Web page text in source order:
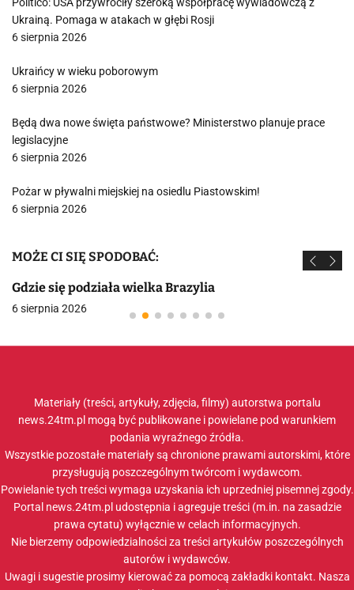
Ukrainą. Pomaga w atakach w głębi Rosji
6 sierpnia 2026
Ukraińcy w wieku poborowym
6 sierpnia 2026
Będą dwa nowe święta państwowe? Ministerstwo planuje prace
legislacyjne
6 sierpnia 2026
Pożar w pływalni miejskiej na osiedlu Piastowskim!
6 sierpnia 2026
MOŻE CI SIĘ SPODOBAĆ:
Gdzie się podziała wielka Brazylia
6 sierpnia 2026
Materiały (treści, artykuły, zdjęcia, filmy) autorstwa portalu
news.24tm.pl mogą być publikowane i powielane pod warunkiem
podania wyraźnego źródła.
Wszystkie pozostałe materiały są chronione prawami autorskimi, które
przysługują poszczególnym twórcom i wydawcom.
Powielanie tych treści wymaga uzyskania ich uprzedniej pisemnej zgody.
Portal news.24tm.pl udostępnia i agreguje treści (m.in. na zasadzie
prawa cytatu) wyłącznie w celach informacyjnych.
Nie bierzemy odpowiedzialności za treści artykułów poszczególnych
autorów i wydawców.
Uwagi i sugestie prosimy kierować za pomocą zakładki kontakt. Nasza